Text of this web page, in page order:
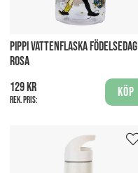
PIPPI VATTENFLASKA FÖDELSEDAG
ROSA
129 kr
Rek. pris:
Köp